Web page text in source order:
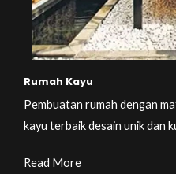
Rumah Kayu
Pembuatan rumah dengan
kayu terbaik desain unik dan
Read More